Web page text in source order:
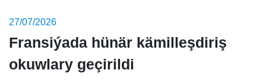
27/07/2026
Fransiýada hünär kämilleşdiriş
okuwlary geçirildi